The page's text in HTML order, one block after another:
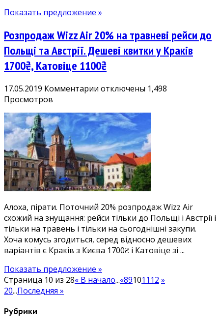
Показать предложение »
Розпродаж Wizz Air 20% на травневі рейси до
Польщі та Австрії. Дешеві квитки у Краків
1700₴, Катовіце 1100₴
17.05.2019 Комментарии к
Wizz
Air
20%
на
травневі
рейси
до
та
Австрії.
Дешеві
квитки
у
1700₴,
Катовіце
отключены 1,498
Просмотров
Алоха, пірати. Поточний 20% розпродаж Wizz Air
схожий на знущання: рейси тільки до Польщі і Австрії і
тільки на травень і тільки на сьогоднішні закупи.
Хоча комусь згодиться, серед відносно дешевих
варіантів є Краків з Києва 1700₴ і Катовіце зі ...
Показать предложение »
Страница 10 из 28« В начало...«891011 12 »
20...Последняя »
Рубрики